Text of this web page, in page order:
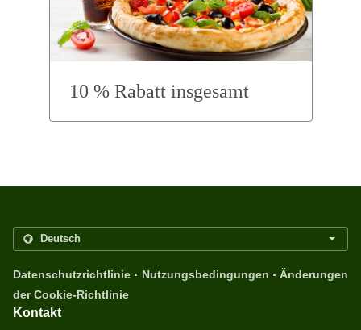
10 % Rabatt insgesamt
Datenschutzrichtlinie . Nutzungsbedingungen . Änderungen
der Cookie-Richtlinie
Kontakt